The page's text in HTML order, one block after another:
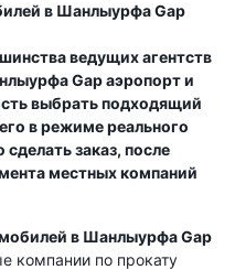
в Шанлыурфа Gap
ведущих агентств
Gap аэропорти
выбрать подходящий
в режиме реального
заказ, после
местных компаний
в Шанлыурфа Gap
компании по прокату